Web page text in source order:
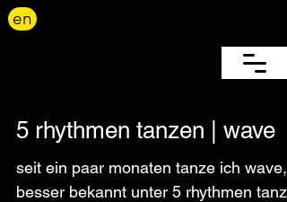
en
5 rhythmen tanzen | wave
seit ein paar monaten tanze ich wave,
besser bekannt unter 5 rhythmen tanz.